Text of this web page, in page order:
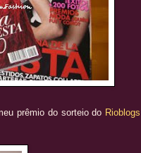
prêmio do sorteio do Rioblogs